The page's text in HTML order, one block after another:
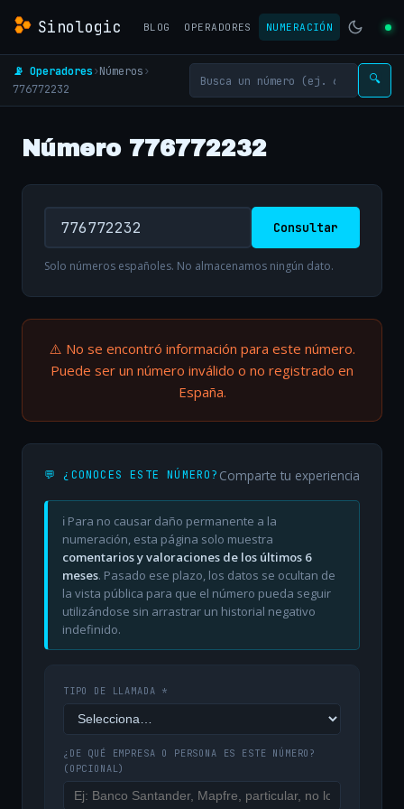
Sinologic BLOG OPERADORES NUMERACIÓN
📡 Operadores›Números›
776772232
🔍
Número 776772232
Consultar
Solo números españoles. No almacenamos ningún dato.
⚠️ No se encontró información para este número.
Puede ser un número inválido o no registrado en
España.
💬 ¿CONOCES ESTE NÚMERO? Comparte tu experiencia
ℹ️ Para no causar daño permanente a la
numeración, esta página solo muestra
comentarios y valoraciones de los últimos 6
meses. Pasado ese plazo, los datos se ocultan de
la vista pública para que el número pueda seguir
utilizándose sin arrastrar un historial negativo
indefinido.
TIPO DE LLAMADA *
¿DE QUÉ EMPRESA O PERSONA ES ESTE NÚMERO?
(OPCIONAL)